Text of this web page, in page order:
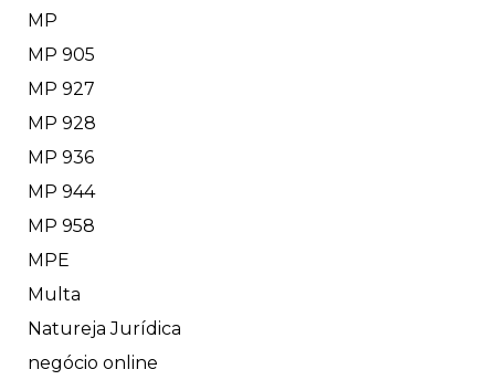
MP
MP 905
MP 927
MP 928
MP 936
MP 944
MP 958
MPE
Multa
Natureja Jurídica
negócio online